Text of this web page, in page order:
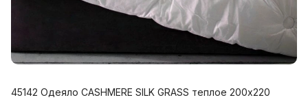
45142 Одеяло CASHMERE SILK GRASS теплое 200х220